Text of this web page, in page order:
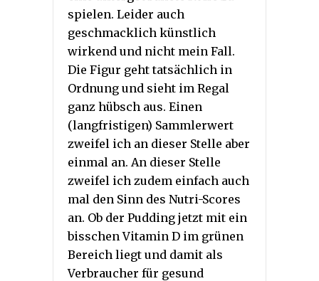
spielen. Leider auch
geschmacklich künstlich
wirkend und nicht mein Fall.
Die Figur geht tatsächlich in
Ordnung und sieht im Regal
ganz hübsch aus. Einen
(langfristigen) Sammlerwert
zweifel ich an dieser Stelle aber
einmal an. An dieser Stelle
zweifel ich zudem einfach auch
mal den Sinn des Nutri-Scores
an. Ob der Pudding jetzt mit ein
bisschen Vitamin D im grünen
Bereich liegt und damit als
Verbraucher für gesund